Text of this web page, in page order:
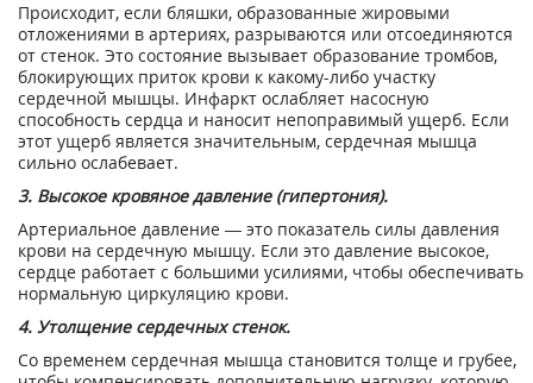
Происходит, если бляшки, образованные жировыми
отложениями в артериях, разрываются или отсоединяются
от стенок. Это состояние вызывает образование тромбов,
блокирующих приток крови к какому-либо участку
сердечной мышцы. Инфаркт ослабляет насосную
способность сердца и наносит непоправимый ущерб. Если
этот ущерб является значительным, сердечная мышца
сильно ослабевает.
3. Высокое кровяное давление (гипертония).
Артериальное давление — это показатель силы давления
крови на сердечную мышцу. Если это давление высокое,
сердце работает с большими усилиями, чтобы обеспечивать
нормальную циркуляцию крови.
4. Утолщение сердечных стенок.
Со временем сердечная мышца становится толще и грубее,